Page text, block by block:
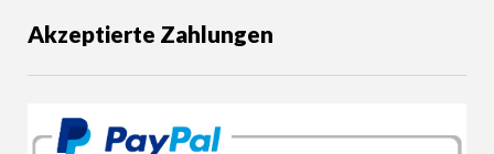
Akzeptierte Zahlungen